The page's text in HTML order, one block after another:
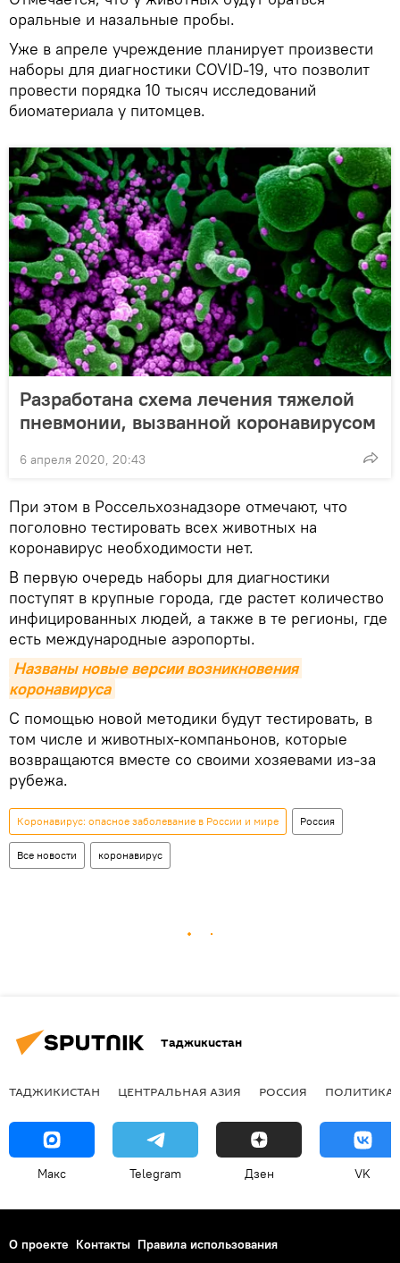
оральные и назальные пробы.
Уже в апреле учреждение планирует произвести
наборы для диагностики COVID-19, что позволит
провести порядка 10 тысяч исследований
биоматериала у питомцев.
Разработана схема лечения тяжелой
пневмонии, вызванной коронавирусом
6 апреля 2020, 20:43
При этом в Россельхознадзоре отмечают, что
поголовно тестировать всех животных на
коронавирус необходимости нет.
В первую очередь наборы для диагностики
поступят в крупные города, где растет количество
инфицированных людей, а также в те регионы, где
есть международные аэропорты.
Названы новые версии возникновения
коронавируса
С помощью новой методики будут тестировать, в
том числе и животных-компаньонов, которые
возвращаются вместе со своими хозяевами из-за
рубежа.
Коронавирус: опасное заболевание в России и мире Россия
Все новости коронавирус
Таджикистан
ТАДЖИКИСТАН ЦЕНТРАЛЬНАЯ АЗИЯ РОССИЯ ПОЛИТИКА
Макс Telegram Дзен VK
О проекте Контакты Правила использования